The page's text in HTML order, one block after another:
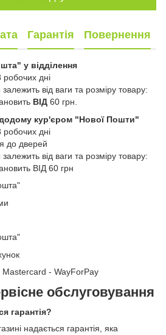
Гарантія Повернення
у відділення
робочих дні
від ваги та розміру товару:
ВІД 60 грн.
кур'єром "Нової Пошти"
робочих дні
до дверей
від ваги та розміру товару:
ВІД 60 грн
- WayForPay
обслуговування
гарантія?
надається гарантія, яка